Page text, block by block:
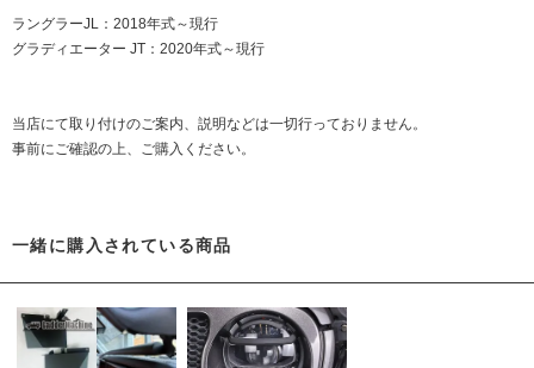
ラングラーJL：2018年式～現行
グラディエーター JT：2020年式～現行
当店にて取り付けのご案内、説明などは一切行っておりません。
事前にご確認の上、ご購入ください。
一緒に購入されている商品